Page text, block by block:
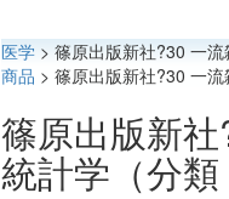
医学 > 篠原出版新社?30 一
商品 > 篠原出版新社?30 一
篠原出版新
統計学（分